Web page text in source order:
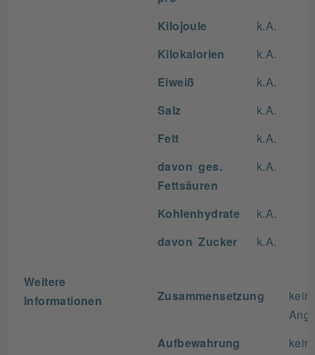
Kilojoule k.A.
Kilokalorien k.A.
Eiweiß k.A.
Salz k.A.
Fett k.A.
davon ges.
Fettsäuren
k.A.
Kohlenhydrate k.A.
davon Zucker k.A.
Weitere
Informationen
Zusammensetzung
Aufbewahrung